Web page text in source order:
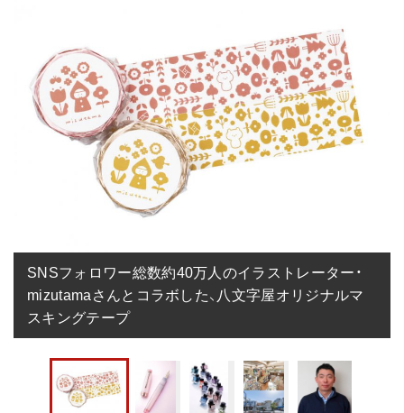
SNSフォロワー総数約40万人のイラストレーター・
mizutamaさんとコラボした、八文字屋オリジナルマ
スキングテープ